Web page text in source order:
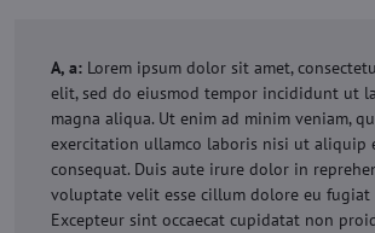
A, a: Lorem ipsum dolor sit amet,
elit, sed do eiusmod tempor incididunt ut
magna aliqua. Ut enim ad minim veniam,
exercitation ullamco laboris nisi ut aliquip
consequat. Duis aute irure dolor in
voluptate velit esse cillum dolore eu fugiat
Excepteur sint occaecat cupidatat non